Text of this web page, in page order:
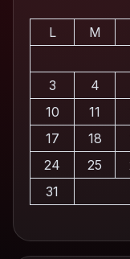
L
M
3
4
10
11
17
18
24
25
31